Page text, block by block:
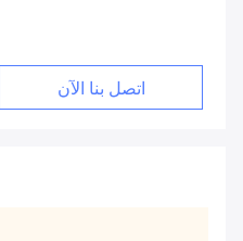
اتصل بنا الآن